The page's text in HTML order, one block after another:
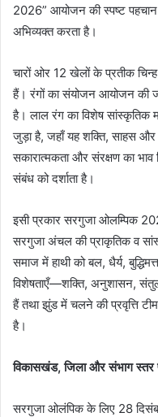
2026” आयोजन की स्पष्ट
अभिव्यक्त करता है।
चारों ओर 12 खेलों के प्रतीक
हैं। रंगों का संयोजन आयोजन की
है। लाल रंग का विशेष सांस्कृतिक
जुड़ा है, जहाँ यह शक्ति, साहस और
सकारात्मकता और संरक्षण का
संबंध को दर्शाता है।
इसी प्रकार सरगुजा ओलम्पिक
सरगुजा अंचल की प्राकृतिक व
समाज में हाथी को बल, धैर्य,
विशेषताएँ—शक्ति, अनुशासन,
हैं तथा झुंड में चलने की प्रवृत्ति
है।
विकासखंड, जिला और संभाग स्तर
सरगुजा ओलंपिक के लिए 28